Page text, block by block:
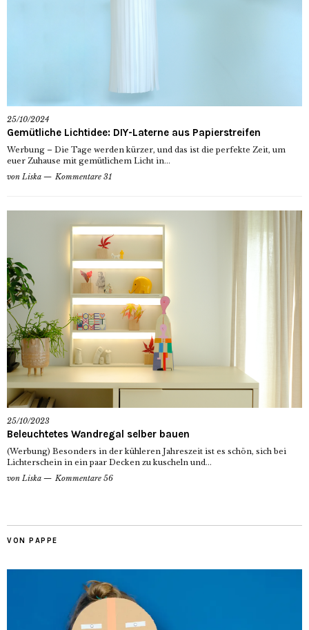
25/10/2024
Gemütliche Lichtidee: DIY-Laterne aus Papierstreifen
Werbung – Die Tage werden kürzer, und das ist die perfekte Zeit, um
euer Zuhause mit gemütlichem Licht in...
von Liska Kommentare 31
25/10/2023
Beleuchtetes Wandregal selber bauen
(Werbung) Besonders in der kühleren Jahreszeit ist es schön, sich bei
Lichterschein in ein paar Decken zu kuscheln und...
von Liska Kommentare 56
VON PAPPE